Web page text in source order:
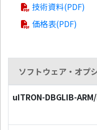
技術資料(PDF)
価格表(PDF)
ソフトウェア・オプ
uITRON-DBGLIB-